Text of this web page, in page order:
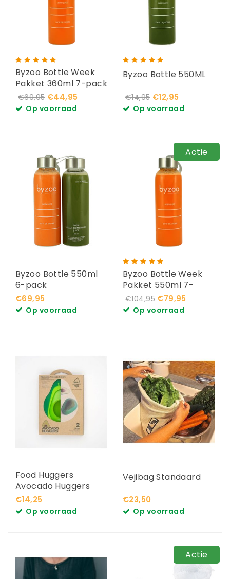
Byzoo Bottle Week
Pakket 360ml 7-pack
€69,95 €44,95
Op voorraad
Byzoo Bottle 550ML
€14,95 €12,95
Op voorraad
Byzoo Bottle 550ml
6-pack
€69,95
Op voorraad
Actie
Byzoo Bottle Week
Pakket 550ml 7-
pack
€104,95 €79,95
Op voorraad
Food Huggers
Avocado Huggers
€14,25
Op voorraad
Vejibag Standaard
€23,50
Op voorraad
Actie